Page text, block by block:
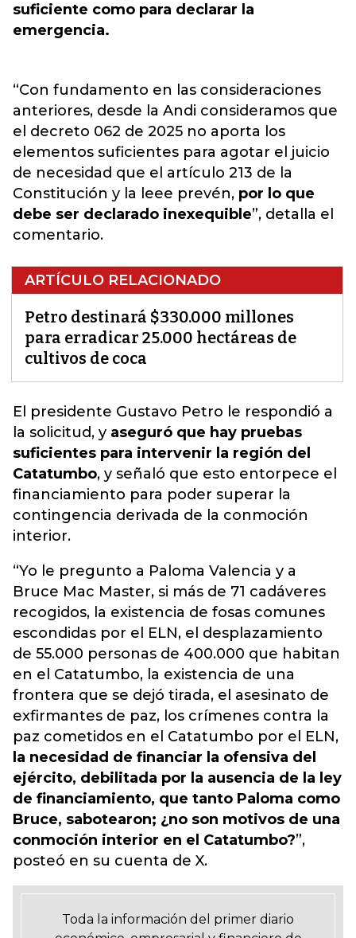
suficiente como para declarar la
emergencia.
“Con fundamento en las consideraciones
anteriores, desde la Andi consideramos que
el decreto 062 de 2025 no aporta los
elementos suficientes para agotar el juicio
de necesidad que el artículo 213 de la
Constitución y la leee prevén, por lo que
debe ser declarado inexequible”, detalla el
comentario.
ARTÍCULO RELACIONADO
Petro destinará $330.000 millones
para erradicar 25.000 hectáreas de
cultivos de coca
El presidente Gustavo Petro le respondió a
la solicitud, y aseguró que hay pruebas
suficientes para intervenir la región del
Catatumbo, y señaló que esto entorpece el
financiamiento para poder superar la
contingencia derivada de la conmoción
interior.
“Yo le pregunto a Paloma Valencia y a
Bruce Mac Master, si más de 71 cadáveres
recogidos, la existencia de fosas comunes
escondidas por el ELN, el desplazamiento
de 55.000 personas de 400.000 que habitan
en el Catatumbo, la existencia de una
frontera que se dejó tirada, el asesinato de
exfirmantes de paz, los crímenes contra la
paz cometidos en el Catatumbo por el ELN,
la necesidad de financiar la ofensiva del
ejército, debilitada por la ausencia de la ley
de financiamiento, que tanto Paloma como
Bruce, sabotearon; ¿no son motivos de una
conmoción interior en el Catatumbo?”,
posteó en su cuenta de X.
Toda la información del primer diario